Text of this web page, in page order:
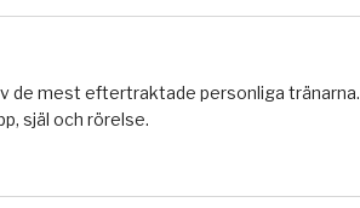
de mest eftertraktade personliga tränarna.
själ och rörelse.